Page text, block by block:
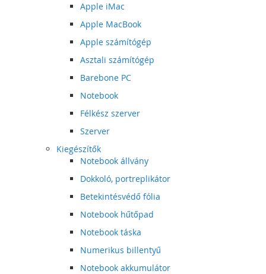
Apple iMac
Apple MacBook
Apple számítógép
Asztali számítógép
Barebone PC
Notebook
Félkész szerver
Szerver
Kiegészítők
Notebook állvány
Dokkoló, portreplikátor
Betekintésvédő fólia
Notebook hűtőpad
Notebook táska
Numerikus billentyű
Notebook akkumulátor